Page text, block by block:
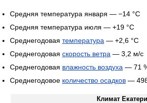
Средняя температура января — −14 °C
Средняя температура июля — +19 °C
Среднегодовая температура — +2,6 °C
Среднегодовая скорость ветра — 3,2 м/с
Среднегодовая влажность воздуха — 71
Среднегодовое количество осадков —
Климат